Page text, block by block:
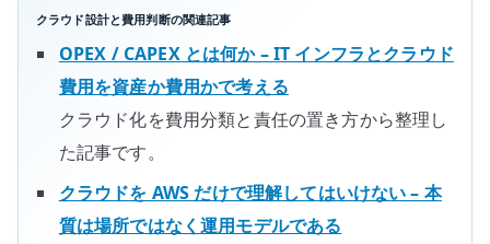
クラウド設計と費用判断の関連記事
OPEX / CAPEX とは何か – IT インフラとクラウド
費用を資産か費用かで考える
クラウド化を費用分類と責任の置き方から整理し
た記事です。
クラウドを AWS だけで理解してはいけない – 本
質は場所ではなく運用モデルである